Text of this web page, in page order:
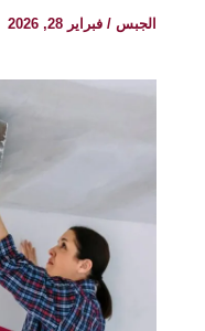
الجبس /فبراير 28, 2026